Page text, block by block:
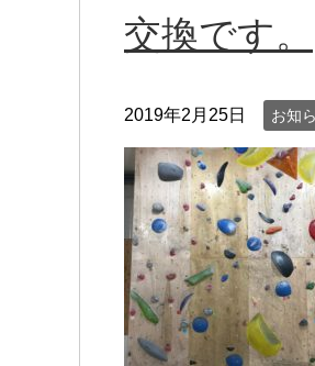
交換です。
2019年2月25日 お知